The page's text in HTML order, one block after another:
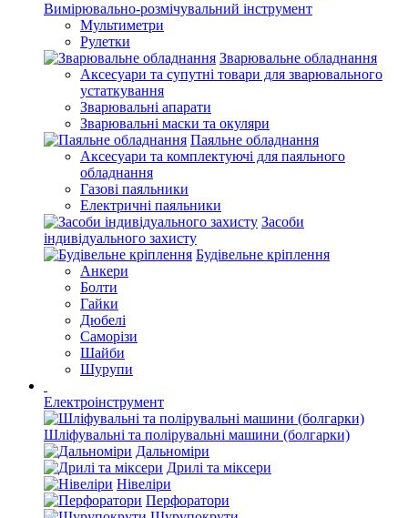
Вимірювально-розмічувальний інструмент
Мультиметри
Рулетки
Зварювальне обладнання
Аксесуари та супутні товари для зварювального
устаткування
Зварювальні апарати
Зварювальні маски та окуляри
Паяльне обладнання
Аксесуари та комплектуючі для паяльного
обладнання
Газові паяльники
Електричні паяльники
Засоби
індивідуального захисту
Будівельне кріплення
Анкери
Болти
Гайки
Дюбелі
Саморізи
Шайби
Шурупи
Електроінструмент
Шліфувальні та полірувальні машини (болгарки)
Дальноміри
Дрилі та міксери
Нівеліри
Перфоратори